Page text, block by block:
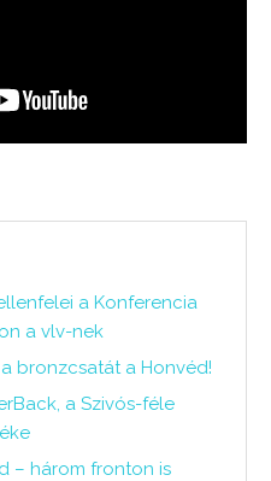
a Konferencia
a vlv-nek
bronzcsatát a Honvéd!
a Szivós-féle
– három fronton is